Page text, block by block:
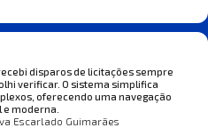
disparos de licitações sempre
verificar. O sistema simplifica
oferecendo uma navegação
e moderna.
Escarlado Guimarães